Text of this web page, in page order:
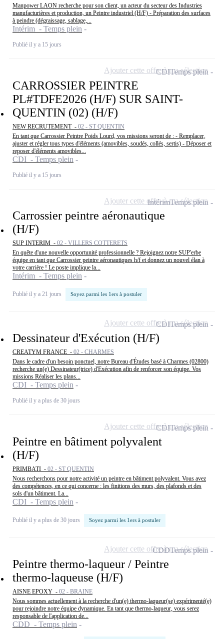
Manpower LAON recherche pour son client, un acteur du secteur des Industries
manufacturières et production, un Peintre industriel (H/F) - Préparation des surfaces
à peindre (dégraissage, sablage,...
Intérim - Temps plein
Publié il y a 15 jours
CARROSSIER PEINTRE
PL#TDFE2026 (H/F) SUR SAINT-
QUENTIN (02) (H/F)
NEW RECRUTEMENT - 02 - ST QUENTIN
En tant que Carrossier Peintre Poids Lourd, vos missions seront de : - Remplacer,
ajuster et régler tous types d'éléments (amovibles, soudés, collés, sertis) - Déposer et
reposer d'éléments amovibles...
CDI - Temps plein
Publié il y a 15 jours
CDITemps plein
Ajouter cette offre à ma sélection
Carrossier peintre aéronautique
(H/F)
SUP INTERIM - 02 - VILLERS COTTERETS
En quête d'une nouvelle opportunité professionnelle ? Rejoignez notre SUP'erbe
équipe en tant que Carrossier peintre aéronautiques h/f et donnez un nouvel élan à
votre carrière ! Le poste implique la...
Intérim - Temps plein
Publié il y a 21 jours Soyez parmi les 1ers à postuler
IntérimTemps plein
Ajouter cette offre à ma sélection
Dessinateur d'Exécution (H/F)
CREATYM FRANCE - 02 - CHARMES
Dans le cadre d'un besoin ponctuel, notre Bureau d'Études basé à Charmes (02800)
recherche un(e) Dessinateur(trice) d'Exécution afin de renforcer son équipe. Vos
missions Réaliser les plans...
CDI - Temps plein
Publié il y a plus de 30 jours
CDITemps plein
Ajouter cette offre à ma sélection
Peintre en bâtiment polyvalent
(H/F)
PRIMBATI - 02 - ST QUENTIN
Nous recherchons pour notre activité un peintre en bâtiment polyvalent. Vous avez
des compétences, en ce qui concerne : les finitions des murs, des plafonds et des
sols d'un bâtiment. La...
CDI - Temps plein
Publié il y a plus de 30 jours Soyez parmi les 1ers à postuler
CDITemps plein
Ajouter cette offre à ma sélection
Peintre thermo-laqueur / Peintre
thermo-laqueuse (H/F)
AISNE EPOXY - 02 - BRAINE
Nous sommes actuellement à la recherche d'un(e) thermo-laqueur(se) expérimenté(e)
pour rejoindre notre équipe dynamique. En tant que thermo-laqueur, vous serez
responsable de l'application de...
CDD - Temps plein
CDDTemps plein
Ajouter cette offre à ma sélection